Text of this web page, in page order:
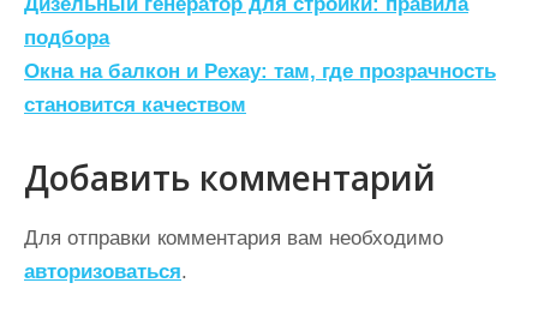
а
в
и
г
а
ц
и
подбора
Окна на балкон и Рехау: там, где прозрачность
становится качеством
Добавить комментарий
Для отправки комментария вам необходимо
авторизоваться.